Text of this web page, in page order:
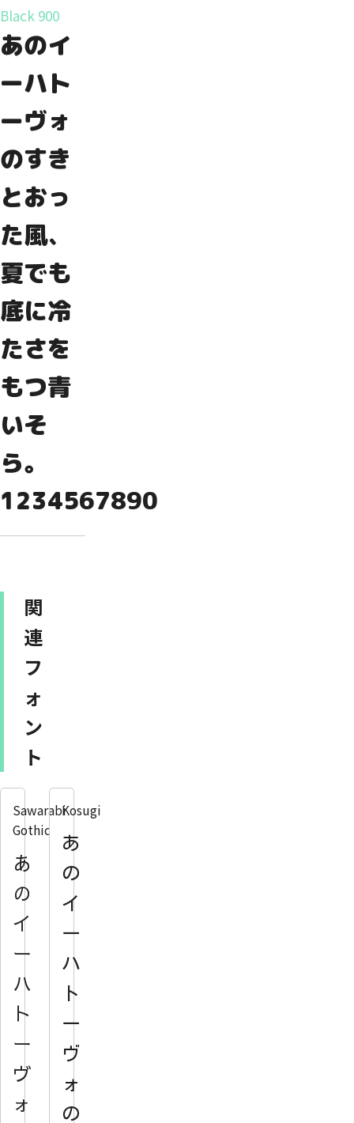
Black 900
あのイ
ーハト
ーヴォ
のすき
とおっ
た風、
夏でも
底に冷
たさを
もつ青
いそ
ら。
1234567890
関
連
フ
ォ
ン
ト
Sawarabi
Gothic
あ
の
イ
ー
ハ
ト
ー
ヴ
ォ
Kosugi
あ
の
イ
ー
ハ
ト
ー
ヴ
ォ
の